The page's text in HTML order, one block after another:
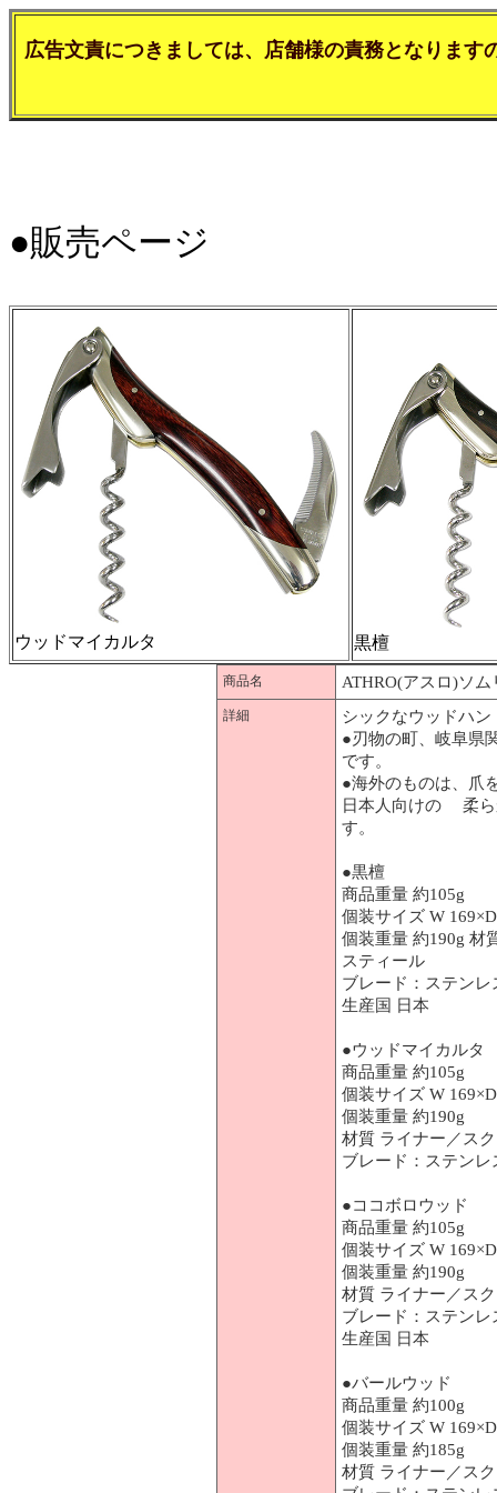
広告文責につきましては、店舗様の責務となりま
●販売ページ
ウッドマイカルタ 黒檀
商品名 ATHRO(アスロ)ソ
詳細
シックなウッドハ
●刃物の町、岐阜県
です。
●海外のものは、爪
日本人向けの 柔ら
す。
●黒檀
商品重量 約105g
個装サイズ W
個装重量 約190g 材
スティール
ブレード：ステン
生産国 日本
●ウッドマイカルタ
商品重量 約105g
個装サイズ W
個装重量 約190g
材質 ライナー／ス
ブレード：ステン
●ココボロウッド
商品重量 約105g
個装サイズ W
個装重量 約190g
材質 ライナー／ス
ブレード：ステン
生産国 日本
●バールウッド
商品重量 約100g
個装サイズ W
個装重量 約185g
材質 ライナー／ス